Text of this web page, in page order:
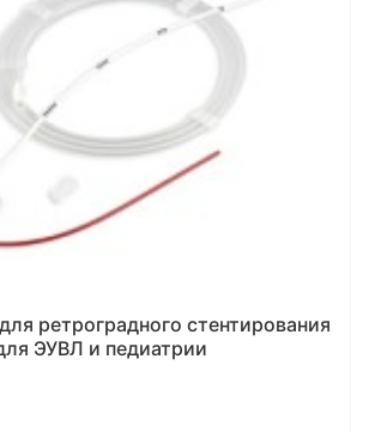
ретроградного стентирования
ЭУВЛ и педиатрии